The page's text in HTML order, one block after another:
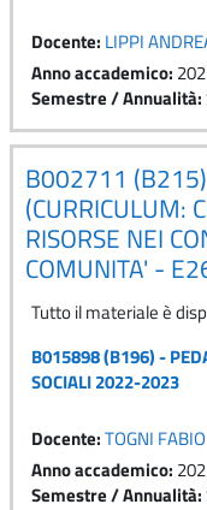
Docente: LIPPI
Anno accademico:
Semestre / Annualità:
B002711 (B215)
(CURRICULUM:
RISORSE NEI
COMUNITA' -
Tutto il materiale è
B015898 (B196) -
SOCIALI 2022-2023
Docente:TOGNI FABIO
Anno accademico:
Semestre / Annualità: